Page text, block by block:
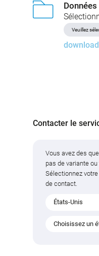
Données
download
Contacter le
Vous avez des
pas de variante
Sélectionnez
de contact.
États-Unis
Choisissez un